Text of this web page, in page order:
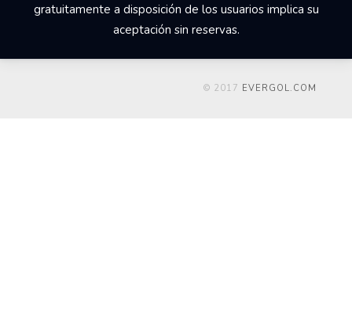
gratuitamente a disposición de los usuarios implica su
aceptación sin reservas.
© 2017 EVERGOL.COM